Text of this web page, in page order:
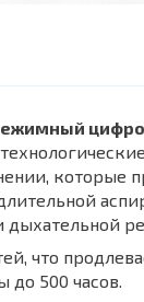
которые
дыхательной
что
до 500 часов.